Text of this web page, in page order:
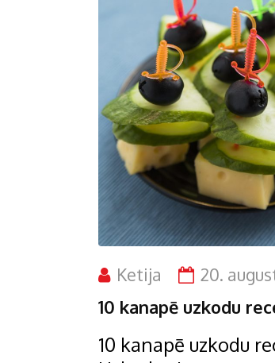
Ketija 20.
10 kanapē uzkodu
10 kanapē uzkodu